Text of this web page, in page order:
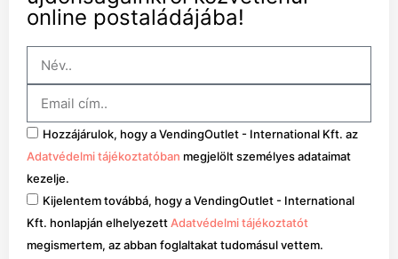
online postaládájába!
Hozzájárulok, hogy a VendingOutlet - International Kft. az
Adatvédelmi tájékoztatóban megjelölt személyes adataimat
kezelje.
Kijelentem továbbá, hogy a VendingOutlet - International
Kft. honlapján elhelyezett Adatvédelmi tájékoztatót
megismertem, az abban foglaltakat tudomásul vettem.